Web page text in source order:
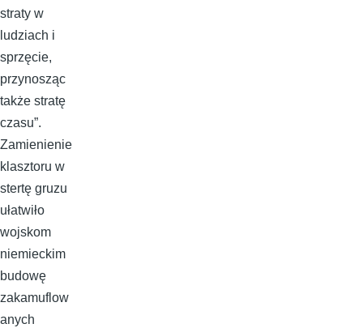
straty w
ludziach i
sprzęcie,
przynosząc
także stratę
czasu”.
Zamienienie
klasztoru w
stertę gruzu
ułatwiło
wojskom
niemieckim
budowę
zakamuflow
anych